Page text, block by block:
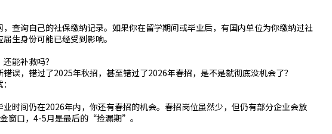
查询自己的社保缴纳记录。如果你在留学期间或毕业后，有国内单位为你缴纳过社
生身份可能已经受到影响。
能补救吗？
误，错过了2025年秋招，甚至错过了2026年春招，是不是就彻底没机会了？
时间仍在2026年内，你还有春招的机会。春招岗位虽然少，但仍有部分企业会放
窗口，4-5月是最后的“捡漏期”。